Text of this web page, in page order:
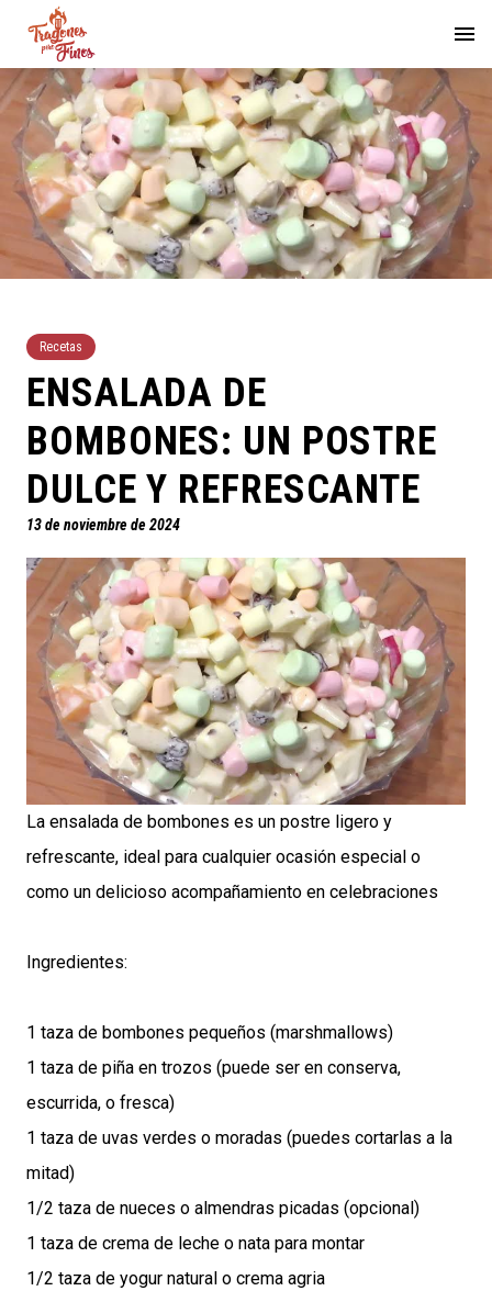
Recetas
ENSALADA DE
BOMBONES: UN POSTRE
DULCE Y REFRESCANTE
13 de noviembre de 2024
La ensalada de bombones es un postre ligero y
refrescante, ideal para cualquier ocasión especial o
como un delicioso acompañamiento en celebraciones
Ingredientes:
1 taza de bombones pequeños (marshmallows)
1 taza de piña en trozos (puede ser en conserva,
escurrida, o fresca)
1 taza de uvas verdes o moradas (puedes cortarlas a la
mitad)
1/2 taza de nueces o almendras picadas (opcional)
1 taza de crema de leche o nata para montar
1/2 taza de yogur natural o crema agria